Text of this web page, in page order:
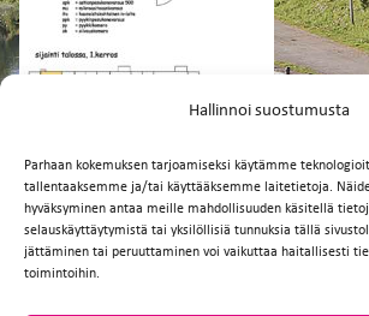
Hallinnoi suostumusta
Parhaan kokemuksen tarjoamiseksi käytämme
tallentaaksemme ja/tai käyttääksemme laitetietoja.
hyväksyminen antaa meille mahdollisuuden käsitellä
selauskäyttäytymistä tai yksilöllisiä tunnuksia tällä
jättäminen tai peruuttaminen voi vaikuttaa haitallisesti
toimintoihin.
Facebook
TwitterEmailWhatsApp